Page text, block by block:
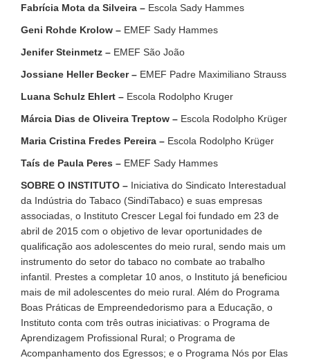
Fabrícia Mota da Silveira – Escola Sady Hammes
Geni Rohde Krolow – EMEF Sady Hammes
Jenifer Steinmetz – EMEF São João
Jossiane Heller Becker – EMEF Padre Maximiliano Strauss
Luana Schulz Ehlert – Escola Rodolpho Kruger
Márcia Dias de Oliveira Treptow – Escola Rodolpho Krüger
Maria Cristina Fredes Pereira – Escola Rodolpho Krüger
Taís de Paula Peres – EMEF Sady Hammes
SOBRE O INSTITUTO – Iniciativa do Sindicato Interestadual
da Indústria do Tabaco (SindiTabaco) e suas empresas
associadas, o Instituto Crescer Legal foi fundado em 23 de
abril de 2015 com o objetivo de levar oportunidades de
qualificação aos adolescentes do meio rural, sendo mais um
instrumento do setor do tabaco no combate ao trabalho
infantil. Prestes a completar 10 anos, o Instituto já beneficiou
mais de mil adolescentes do meio rural. Além do Programa
Boas Práticas de Empreendedorismo para a Educação, o
Instituto conta com três outras iniciativas: o Programa de
Aprendizagem Profissional Rural; o Programa de
Acompanhamento dos Egressos; e o Programa Nós por Elas